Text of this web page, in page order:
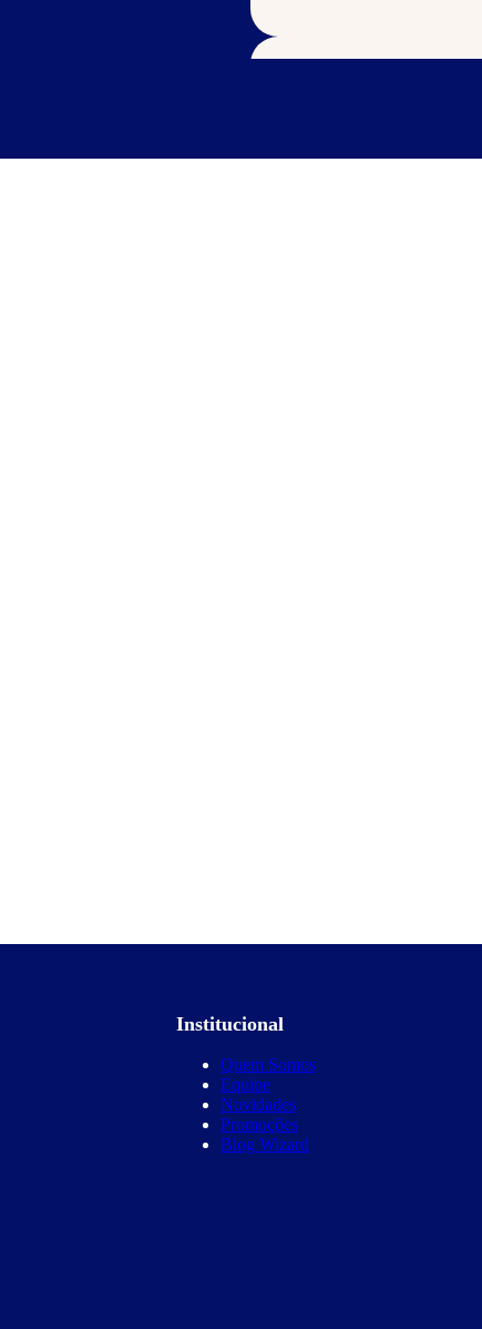
Institucional
Quem Somos
Equipe
Novidades
Promoções
Blog Wizard